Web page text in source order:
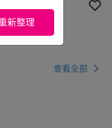
新整理
查看全部